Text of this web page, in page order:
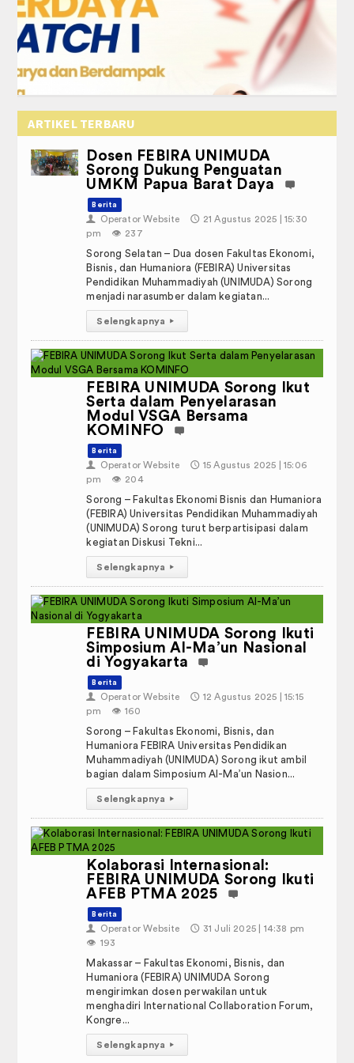
di UNIMUDA Sorong: Edukasi
Waspada Aktivitas Keuangan
SEMESTER GENAP TAHUN
FEBIRA - UNIMUDA SORONG
ARTIKEL TERBARU
Dosen FEBIRA UNIMUDA
Sorong Dukung Penguatan
UMKM Papua Barat Daya
Berita
👤 Operator Website 🕔 21 Agustus 2025 | 15:30
pm
👁️ 237
Sorong Selatan – Dua dosen Fakultas Ekonomi,
Bisnis, dan Humaniora (FEBIRA) Universitas
Pendidikan Muhammadiyah (UNIMUDA) Sorong
menjadi narasumber dalam kegiatan...
Selengkapnya ▸
FEBIRA UNIMUDA Sorong Ikut
Serta dalam Penyelarasan
Modul VSGA Bersama
KOMINFO
Berita
👤 Operator Website 🕔 15 Agustus 2025 | 15:06
pm
👁️ 204
Sorong – Fakultas Ekonomi Bisnis dan Humaniora
(FEBIRA) Universitas Pendidikan Muhammadiyah
(UNIMUDA) Sorong turut berpartisipasi dalam
kegiatan Diskusi Tekni...
Selengkapnya ▸
FEBIRA UNIMUDA Sorong Ikuti
Simposium Al-Ma’un Nasional
di Yogyakarta
Berita
👤 Operator Website 🕔 12 Agustus 2025 | 15:15
pm
👁️ 160
Sorong – Fakultas Ekonomi, Bisnis, dan
Humaniora FEBIRA Universitas Pendidikan
Muhammadiyah (UNIMUDA) Sorong ikut ambil
bagian dalam Simposium Al-Ma’un Nasion...
Selengkapnya ▸
Kolaborasi Internasional:
FEBIRA UNIMUDA Sorong Ikuti
AFEB PTMA 2025
Berita
👤 Operator Website 🕔 31 Juli 2025 | 14:38 pm
👁️ 193
Makassar – Fakultas Ekonomi, Bisnis, dan
Humaniora (FEBIRA) UNIMUDA Sorong
mengirimkan dosen perwakilan untuk
menghadiri International Collaboration Forum,
Kongre...
Selengkapnya ▸